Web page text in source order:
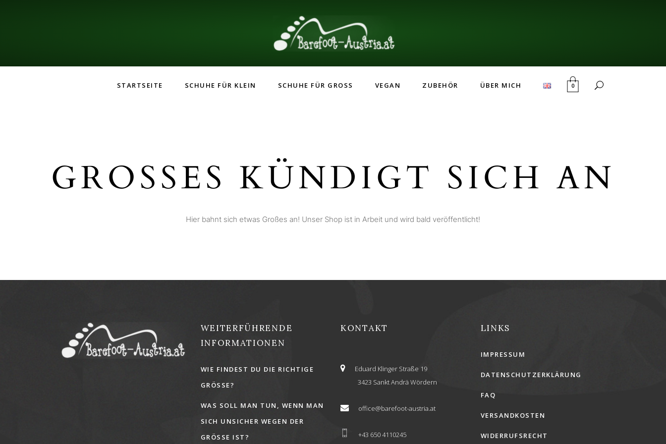
STARTSEITE SCHUHE FÜR KLEIN SCHUHE FÜR GROSS VEGAN ZUBEHÖR ÜBER MICH 0
GROSSES KÜNDIGT SICH AN
Hier bahnt sich etwas Großes an! Unser Shop ist in Arbeit und wird bald veröffentlicht!
WEITERFÜHRENDE
INFORMATIONEN
WIE FINDEST DU DIE RICHTIGE
GRÖSSE?
WAS SOLL MAN TUN, WENN MAN
SICH UNSICHER WEGEN DER
GRÖSSE IST?
KONTAKT
Eduard Klinger Straße 19
3423 Sankt Andrä Wördern
office@barefoot-austria.at
+43 650 4110245
LINKS
IMPRESSUM
DATENSCHUTZERKLÄRUNG
FAQ
VERSANDKOSTEN
WIDERRUFSRECHT